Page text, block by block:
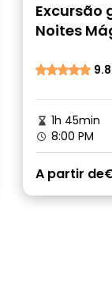
Excursão
Noites
Lendas 9.8
1h 45min
8:00 PM
A partir de